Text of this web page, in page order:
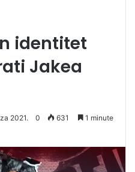
identitet
Jakea
2021. 0 631
1 minute